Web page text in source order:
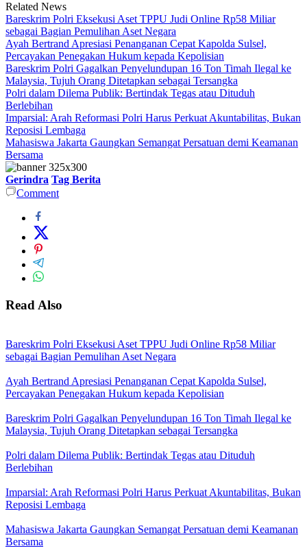
Related News
Bareskrim Polri Eksekusi Aset TPPU Judi Online Rp58 Miliar
sebagai Bagian Pemulihan Aset Negara
Ayah Bertrand Apresiasi Penanganan Cepat Kapolda Sulsel,
Percayakan Penegakan Hukum kepada Kepolisian
Bareskrim Polri Gagalkan Penyelundupan 16 Ton Timah Ilegal ke
Malaysia, Tujuh Orang Ditetapkan sebagai Tersangka
Polri dalam Dilema Publik: Bertindak Tegas atau Dituduh
Berlebihan
Imparsial: Arah Reformasi Polri Harus Perkuat Akuntabilitas, Bukan
Reposisi Lembaga
Mahasiswa Jakarta Gaungkan Semangat Persatuan demi Keamanan
Bersama
Gerindra Tag Berita
Comment
Read Also
Bareskrim Polri Eksekusi Aset TPPU Judi Online Rp58 Miliar
sebagai Bagian Pemulihan Aset Negara
Ayah Bertrand Apresiasi Penanganan Cepat Kapolda Sulsel,
Percayakan Penegakan Hukum kepada Kepolisian
Bareskrim Polri Gagalkan Penyelundupan 16 Ton Timah Ilegal ke
Malaysia, Tujuh Orang Ditetapkan sebagai Tersangka
Polri dalam Dilema Publik: Bertindak Tegas atau Dituduh
Berlebihan
Imparsial: Arah Reformasi Polri Harus Perkuat Akuntabilitas, Bukan
Reposisi Lembaga
Mahasiswa Jakarta Gaungkan Semangat Persatuan demi Keamanan
Bersama